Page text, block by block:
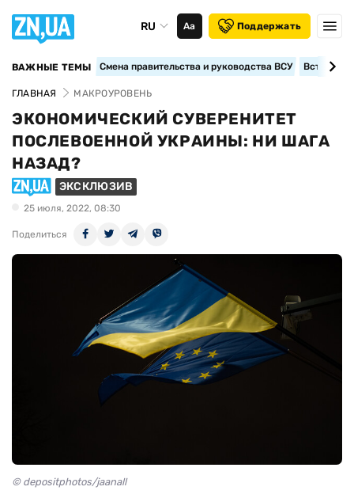
RU Аа Поддержать
ВАЖНЫЕ ТЕМЫ Смена правительства и руководства ВСУ
ГЛАВНАЯ МАКРОУРОВЕНЬ
ЭКОНОМИЧЕСКИЙ СУВЕРЕНИТЕТ
ПОСЛЕВОЕННОЙ УКРАИНЫ: НИ ШАГА
НАЗАД?
ЭКСКЛЮЗИВ
25 июля, 2022, 08:30
Поделиться
© depositphotos/jaanall